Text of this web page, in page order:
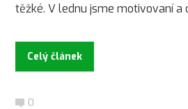
těžké. V lednu jsme motivovaní a
Celý článek
0